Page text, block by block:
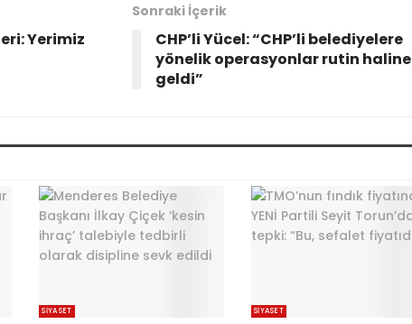
Yerimiz
Sonraki İçerik
CHP’li Yücel: “CHP’li belediyelere
yönelik operasyonlar rutin haline
geldi”
SIYASET SIYASET